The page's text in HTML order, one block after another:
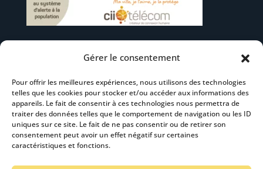
Gérer le consentement
Pour offrir les meilleures expériences, nous utilisons des technologies
telles que les cookies pour stocker et/ou accéder aux informations des
appareils. Le fait de consentir à ces technologies nous permettra de
traiter des données telles que le comportement de navigation ou les ID
uniques sur ce site. Le fait de ne pas consentir ou de retirer son
consentement peut avoir un effet négatif sur certaines
caractéristiques et fonctions.
Suivez-nous
S’abonner à la newsletter